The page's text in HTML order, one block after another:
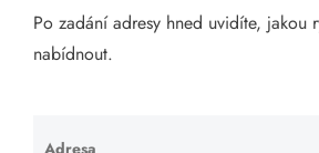
Katalog A-seznam.cz
Visací zámky - TOKOZ
Po zadání adresy hned uvidíte, jakou
nabídnout.
Adresa